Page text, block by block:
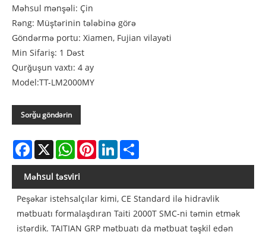
Məhsul mənşəli: Çin
Rəng: Müştərinin tələbinə görə
Göndərmə portu: Xiamen, Fujian vilayəti
Min Sifariş: 1 Dəst
Qurğuşun vaxtı: 4 ay
Model:TT-LM2000MY
Sorğu göndərin
Facebook
X WhatsAppPinterestLinkedIn
Məhsul təsviri
Peşəkar istehsalçılar kimi, CE Standard ilə hidravlik
mətbuatı formalaşdıran Taiti 2000T SMC-ni təmin etmək
istərdik. TAITIAN GRP mətbuatı da mətbuat təşkil edən